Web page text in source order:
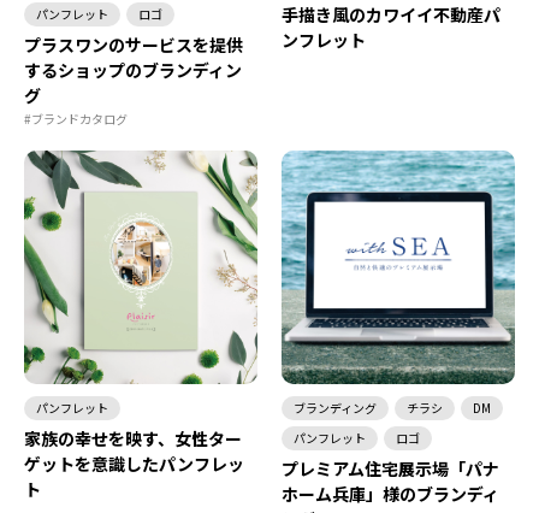
パンフレット
ロゴ
プラスワンのサービスを提供
するショップのブランディン
グ
#ブランドカタログ
手描き風のカワイイ不動産パ
ンフレット
パンフレット
家族の幸せを映す、女性ター
ゲットを意識したパンフレッ
ト
ブランディング チラシ
DM
パンフレット
ロゴ
プレミアム住宅展示場「パナ
ホーム兵庫」様のブランディ